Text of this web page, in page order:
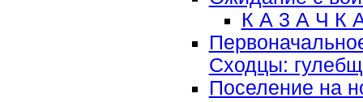
К А 3 А Ч К
Сходцы:
Поселение на